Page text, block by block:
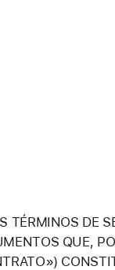
TÉRMINOS DE
QUE,